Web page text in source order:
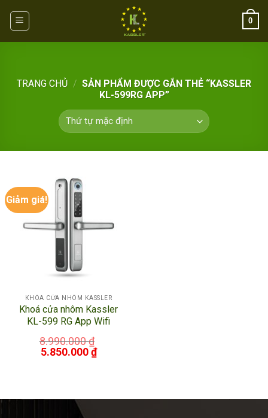
0
TRANG CHỦ / SẢN PHẨM ĐƯỢC GẮN THẺ “KASSLER
KL-599RG APP”
Giảm giá!
KHÓA CỬA NHÔM KASSLER
Khoá cửa nhôm Kassler
KL-599 RG App Wifi
8.990.000₫
5.850.000₫